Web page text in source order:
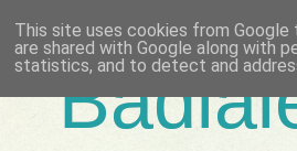
This site uses cookies from
are shared with Google along with
statistics, and to detect and